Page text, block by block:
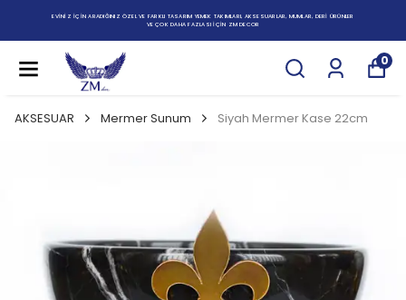
EVİNİZ İÇİN ARADIĞINIZ ÖZEL VE FARKLI TASARIM YEMEK TAKIMLARI, AKSESUARLAR, MUMLAR, DERİ ÜRÜNLER
VE ÇOK DAHA FAZLASI İÇİN ZM DECOR
0
AKSESUAR Mermer Sunum Siyah Mermer Kase 22cm